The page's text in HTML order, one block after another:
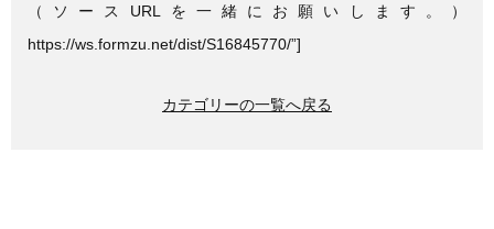
（ソースURLを一緒にお願いします。）
https://ws.formzu.net/dist/S16845770/”]
カテゴリーの一覧へ戻る